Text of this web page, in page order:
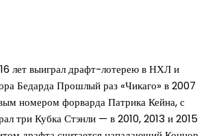
лет выиграл драфт-лотерею в НХЛ и
Бедарда Прошлый раз «Чикаго» в 2007
номером форварда Патрика Кейна, с
три Кубка Стэнли — в 2010, 2013 и 2015